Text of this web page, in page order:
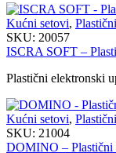
Kućni setovi,
SKU: 20057
ISCRA SOFT –
Plastični elektronski
Kućni setovi,
SKU: 21004
DOMINO – Plastični